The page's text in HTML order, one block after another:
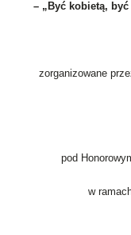
– „Być kobietą,
zorganizowane
pod
w